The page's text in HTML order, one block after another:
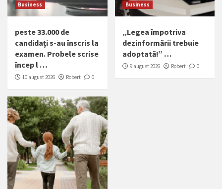
Business
peste 33.000 de
candidați s-au înscris la
examen. Probele scrise
încep l …
10 august 2026 Robert 0
Business
„Legea împotriva
dezinformării trebuie
adoptată!” …
9 august 2026 Robert 0